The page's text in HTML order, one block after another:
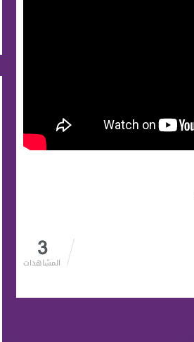
3
المشاهدات